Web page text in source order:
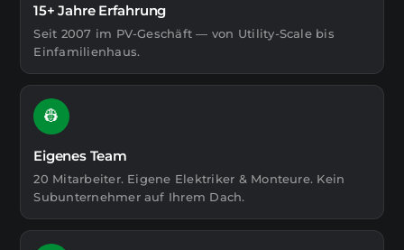
15+ Jahre Erfahrung
Seit 2007 im PV-Geschäft — von Utility-Scale bis
Einfamilienhaus.
👷
Eigenes Team
20 Mitarbeiter. Eigene Elektriker & Monteure. Kein
Subunternehmer auf Ihrem Dach.